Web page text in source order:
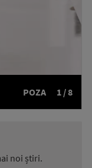
POZA 1 / 8
noi știri.